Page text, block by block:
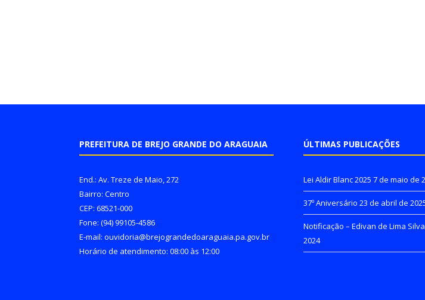
PREFEITURA DE BREJO GRANDE DO ARAGUAIA
End.: Av. Treze de Maio, 272
Bairro: Centro
CEP: 68521-000
Fone: (94) 99105-4586
E-mail: ouvidoria@brejograndedoaraguaia.pa.gov.br
Horário de atendimento: 08:00 às 12:00
ÚLTIMAS PUBLICAÇÕES
Lei Aldir Blanc 2025 7 de maio de
37º Aniversário 23 de abril de
Notificação – Edivan de Lima Silva
2024